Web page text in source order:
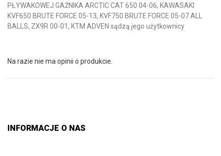
PŁYWAKOWEJ GAŹNIKA ARCTIC CAT 650 04-06, KAWASAKI
KVF650 BRUTE FORCE 05-13, KVF750 BRUTE FORCE 05-07 ALL
BALLS, ZX9R 00-01, KTM ADVEN sądzą jego użytkownicy
Na razie nie ma opinii o produkcie.
INFORMACJE O NAS